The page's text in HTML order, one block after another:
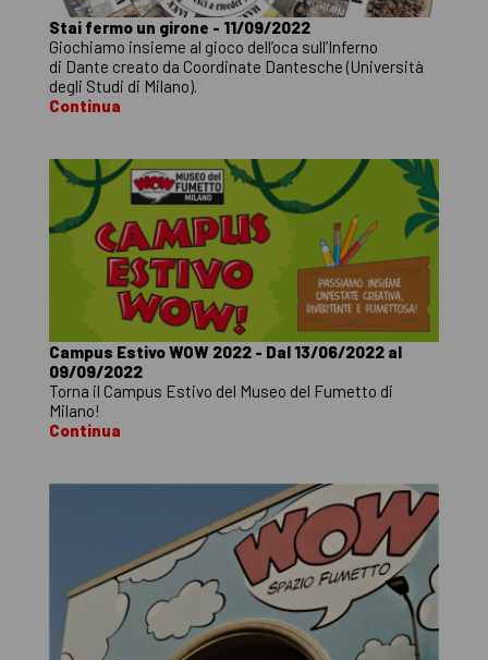
Stai fermo un girone - 11/09/2022
Giochiamo insieme al gioco dell’oca sull’Inferno
di Dante creato da Coordinate Dantesche (Università
degli Studi di Milano).
Continua
Campus Estivo WOW 2022 - Dal 13/06/2022 al
09/09/2022
Torna il Campus Estivo del Museo del Fumetto di
Milano!
Continua